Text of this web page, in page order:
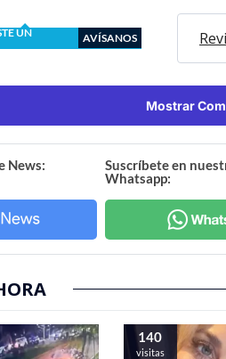
UN
AVÍSANOS
Mostrar
News:
Suscríbete en
Whatsapp:
140
visitas